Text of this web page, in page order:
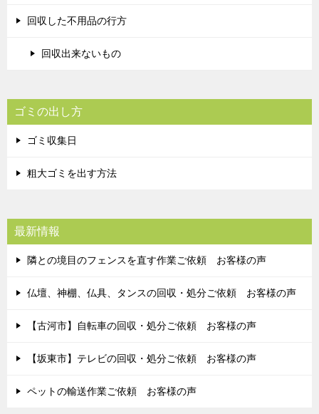
回収した不用品の行方
回収出来ないもの
ゴミの出し方
ゴミ収集日
粗大ゴミを出す方法
最新情報
隣との境目のフェンスを直す作業ご依頼 お客様の声
仏壇、神棚、仏具、タンスの回収・処分ご依頼 お客様の声
【古河市】自転車の回収・処分ご依頼 お客様の声
【坂東市】テレビの回収・処分ご依頼 お客様の声
ペットの輸送作業ご依頼 お客様の声